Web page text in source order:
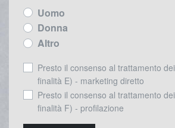
Uomo
Donna
Altro
Presto il consenso al trattamento
finalità E) - marketing diretto
Presto il consenso al trattamento
finalità F) - profilazione